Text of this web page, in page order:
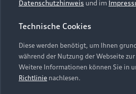
myAudi
Online-Terminvereinbarung
Servicekontakt
Karriere
Investor Relations
Presse & Media Center
Datenschutz
Audi erleben
Impressum Rechtliches
Datenschutzinformation
Cookie-
Cookie-Richtlinie
Barrierefreiheit
Datenschutzhinweis und im
Technische Cookies
Diese werden benötigt, um Ihnen
während der Nutzung der Webseite
Weitere Informationen können Sie in
Richtlinie nachlesen.